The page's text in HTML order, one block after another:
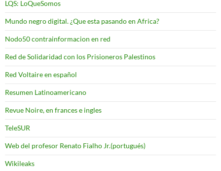
LQS: LoQueSomos
Mundo negro digital. ¿Que esta pasando en Africa?
Nodo50 contrainformacion en red
Red de Solidaridad con los Prisioneros Palestinos
Red Voltaire en español
Resumen Latinoamericano
Revue Noire, en frances e ingles
TeleSUR
Web del profesor Renato Fialho Jr.(portugués)
Wikileaks